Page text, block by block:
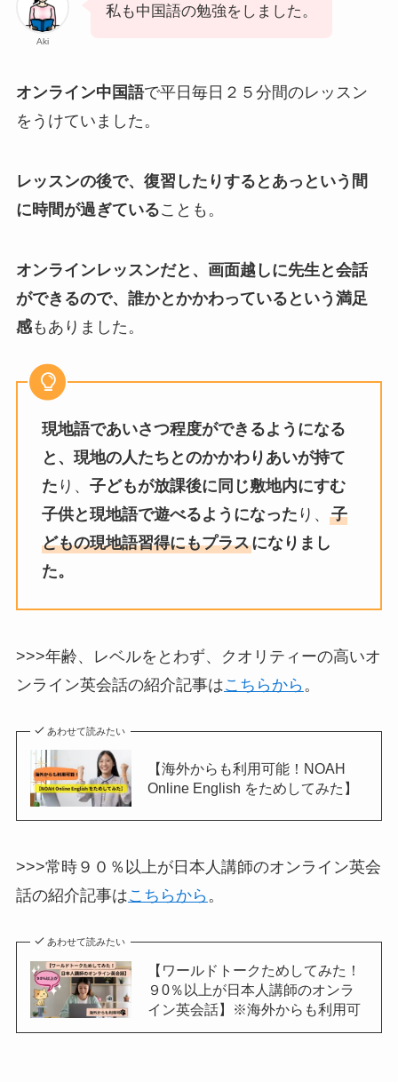
Aki
私も中国語の勉強をしました。
オンライン中国語で平日毎日２５分間のレッスン
をうけていました。
レッスンの後で、復習したりするとあっという間
に時間が過ぎていることも。
オンラインレッスンだと、画面越しに先生と会話
ができるので、誰かとかかわっているという満足
感もありました。
現地語であいさつ程度ができるようになる
と、現地の人たちとのかかわりあいが持て
た り、 子どもが放課後に同じ敷地内にすむ
子供と現地語で遊べるようになった り、 子
どもの現地語習得にもプラスになりまし
た。
>>>年齢、レベルをとわず、クオリティーの高いオ
ンライン英会話の紹介記事はこちらから 。
あわせて読みたい
【海外からも利用可能！NOAH
Online English をためしてみた】
>>>常時９０％以上が日本人講師のオンライン英会
話の紹介記事はこちらから 。
あわせて読みたい
【ワールドトークためしてみた！
９0％以上が日本人講師のオンラ
イン英会話】※海外からも利用可